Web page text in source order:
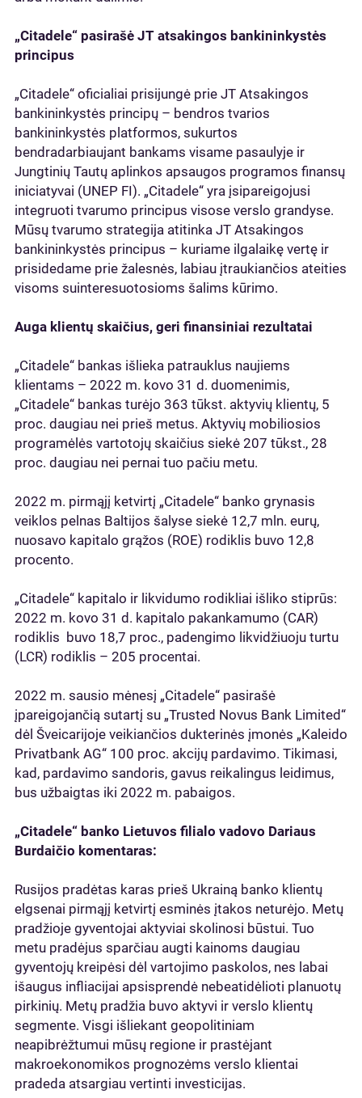
„Citadele“ pasirašė JT atsakingos bankininkystės
principus
„Citadele“ oficialiai prisijungė prie JT Atsakingos
bankininkystės principų – bendros tvarios
bankininkystės platformos, sukurtos
bendradarbiaujant bankams visame pasaulyje ir
Jungtinių Tautų aplinkos apsaugos programos finansų
iniciatyvai (UNEP FI). „Citadele“ yra įsipareigojusi
integruoti tvarumo principus visose verslo grandyse.
Mūsų tvarumo strategija atitinka JT Atsakingos
bankininkystės principus – kuriame ilgalaikę vertę ir
prisidedame prie žalesnės, labiau įtraukiančios ateities
visoms suinteresuotosioms šalims kūrimo.
Auga klientų skaičius, geri finansiniai rezultatai
„Citadele“ bankas išlieka patrauklus naujiems
klientams – 2022 m. kovo 31 d. duomenimis,
„Citadele“ bankas turėjo 363 tūkst. aktyvių klientų, 5
proc. daugiau nei prieš metus. Aktyvių mobiliosios
programėlės vartotojų skaičius siekė 207 tūkst., 28
proc. daugiau nei pernai tuo pačiu metu.
2022 m. pirmąjį ketvirtį „Citadele“ banko grynasis
veiklos pelnas Baltijos šalyse siekė 12,7 mln. eurų,
nuosavo kapitalo grąžos (ROE) rodiklis buvo 12,8
procento.
„Citadele“ kapitalo ir likvidumo rodikliai išliko stiprūs:
2022 m. kovo 31 d. kapitalo pakankamumo (CAR)
rodiklis buvo 18,7 proc., padengimo likvidžiuoju turtu
(LCR) rodiklis – 205 procentai.
2022 m. sausio mėnesį „Citadele“ pasirašė
įpareigojančią sutartį su „Trusted Novus Bank Limited“
dėl Šveicarijoje veikiančios dukterinės įmonės „Kaleido
Privatbank AG“ 100 proc. akcijų pardavimo. Tikimasi,
kad, pardavimo sandoris, gavus reikalingus leidimus,
bus užbaigtas iki 2022 m. pabaigos.
„Citadele“ banko Lietuvos filialo vadovo Dariaus
Burdaičio komentaras:
Rusijos pradėtas karas prieš Ukrainą banko klientų
elgsenai pirmąjį ketvirtį esminės įtakos neturėjo. Metų
pradžioje gyventojai aktyviai skolinosi būstui. Tuo
metu pradėjus sparčiau augti kainoms daugiau
gyventojų kreipėsi dėl vartojimo paskolos, nes labai
išaugus infliacijai apsisprendė nebeatidėlioti planuotų
pirkinių. Metų pradžia buvo aktyvi ir verslo klientų
segmente. Visgi išliekant geopolitiniam
neapibrėžtumui mūsų regione ir prastėjant
makroekonomikos prognozėms verslo klientai
pradeda atsargiau vertinti investicijas.